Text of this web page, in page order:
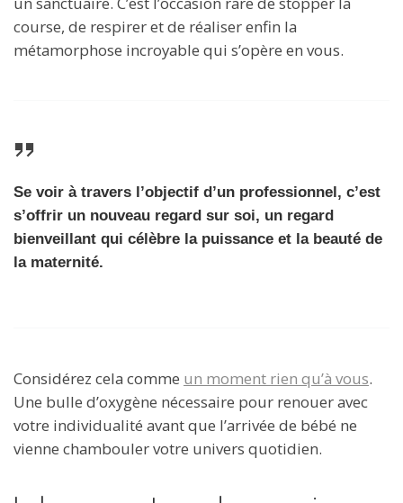
course, de respirer et de réaliser enfin la
métamorphose incroyable qui s’opère en vous.
Se voir à travers l’objectif d’un professionnel, c’est
s’offrir un nouveau regard sur soi, un regard
bienveillant qui célèbre la puissance et la beauté de
la maternité.
Considérez cela comme un moment rien qu’à vous.
Une bulle d’oxygène nécessaire pour renouer avec
votre individualité avant que l’arrivée de bébé ne
vienne chambouler votre univers quotidien.